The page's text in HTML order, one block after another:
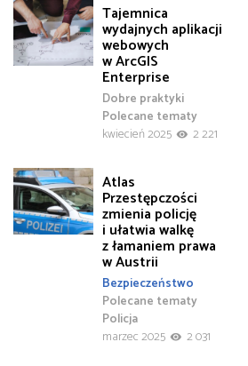
Tajemnica
wydajnych aplikacji
webowych
w ArcGIS
Enterprise
Dobre praktyki
Polecane tematy
kwiecień 2025
2 221
Atlas
Przestępczości
zmienia policję
i ułatwia walkę
z łamaniem prawa
w Austrii
Bezpieczeństwo
Polecane tematy
Policja
marzec 2025
2 031